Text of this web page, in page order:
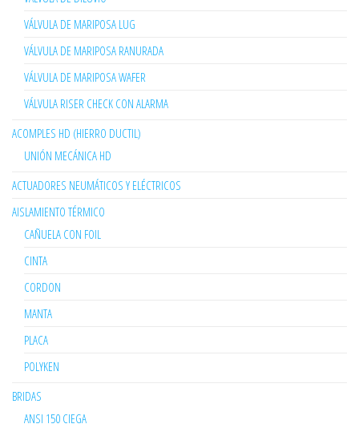
VÁLVULA DE MARIPOSA LUG
VÁLVULA DE MARIPOSA RANURADA
VÁLVULA DE MARIPOSA WAFER
VÁLVULA RISER CHECK CON ALARMA
ACOMPLES HD (HIERRO DUCTIL)
UNIÓN MECÁNICA HD
ACTUADORES NEUMÁTICOS Y ELÉCTRICOS
AISLAMIENTO TÉRMICO
CAÑUELA CON FOIL
CINTA
CORDON
MANTA
PLACA
POLYKEN
BRIDAS
ANSI 150 CIEGA